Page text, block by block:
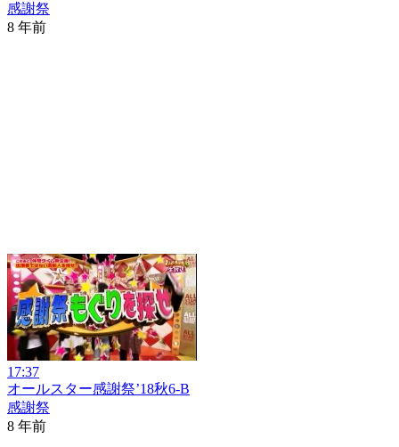
感謝祭
8 年前
17:37
オールスター感謝祭’18秋6-B
感謝祭
8 年前